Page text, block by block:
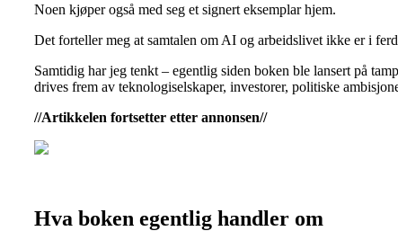
Noen kjøper også med seg et signert eksemplar hjem.
Det forteller meg at samtalen om AI og arbeidslivet ikke er i
Samtidig har jeg tenkt – egentlig siden boken ble lansert på
drives frem av teknologiselskaper, investorer, politiske
//Artikkelen fortsetter etter annonsen//
Hva boken egentlig handler om